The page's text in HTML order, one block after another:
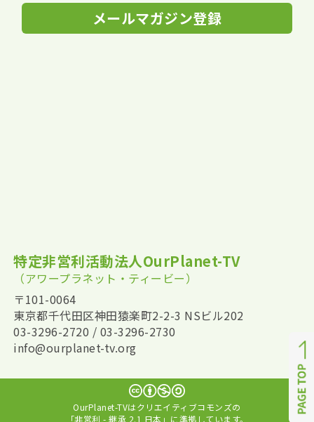
メールマガジン登録
特定非営利活動法人OurPlanet-TV
（アワープラネット・ティービー）
〒101-0064
東京都千代田区神田猿楽町2-2-3 NSビル202
03-3296-2720 / 03-3296-2730
info@ourplanet-tv.org
OurPlanet-TVはクリエイティブコモンズの
「非営利 - 継承 2.1 日本」に準拠しています。